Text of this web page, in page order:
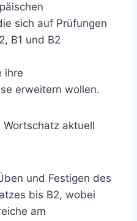
sich auf Prüfungen
B1 und B2
ihre
erweitern wollen.
Wortschatz aktuell
und Festigen des
bis B2, wobei
am